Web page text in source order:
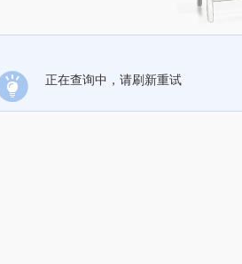
正在查询中，请刷新重试